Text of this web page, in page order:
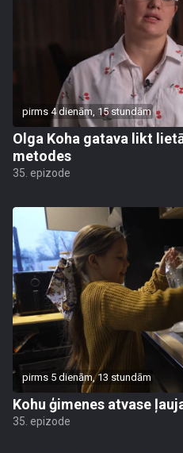
pirms 4 dienām, 15 stundām
Olga Koha gatava likt
metodes
35. epizode
pirms 5 dienām, 13 stundām
Kohu ģimenes atvase
35. epizode